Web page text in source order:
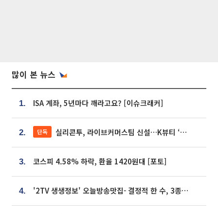
많이 본 뉴스
1. ISA 계좌, 5년마다 깨라고요? [이슈크래커]
2. 단독 실리콘투, 라이브커머스팀 신설…K뷰티 ‘글로벌 판매망’ 확대[K뷰티 라방戰]
3. 코스피 4.58% 하락, 환율 1420원대 [포토]
4. '2TV 생생정보' 오늘방송맛집- 결정적 한 수, 3종 메밀면! 메밀 소바 맛집 '의○○○○'